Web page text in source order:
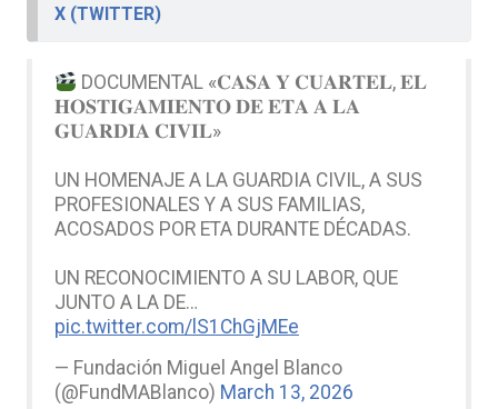
X (TWITTER)
DOCUMENTAL «𝐂𝐀𝐒𝐀 𝐘 𝐂𝐔𝐀𝐑𝐓𝐄𝐋, 𝐄𝐋
𝐇𝐎𝐒𝐓𝐈𝐆𝐀𝐌𝐈𝐄𝐍𝐓𝐎 𝐃𝐄 𝐄𝐓𝐀 𝐀 𝐋𝐀
𝐆𝐔𝐀𝐑𝐃𝐈𝐀 𝐂𝐈𝐕𝐈𝐋»
UN HOMENAJE A LA GUARDIA CIVIL, A SUS
PROFESIONALES Y A SUS FAMILIAS,
ACOSADOS POR ETA DURANTE DÉCADAS.
UN RECONOCIMIENTO A SU LABOR, QUE
JUNTO A LA DE…
pic.twitter.com/lS1ChGjMEe
— Fundación Miguel Angel Blanco
(@FundMABlanco) March 13, 2026